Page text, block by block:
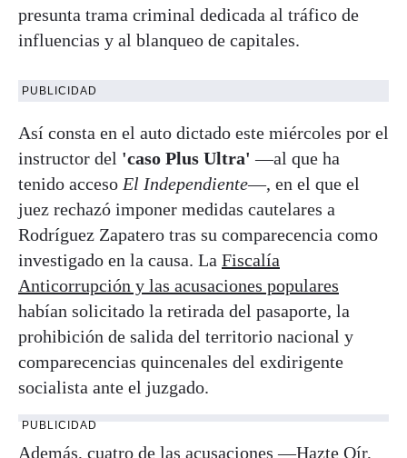
presunta trama criminal dedicada al tráfico de
influencias y al blanqueo de capitales.
PUBLICIDAD
Así consta en el auto dictado este miércoles por el
instructor del 'caso Plus Ultra' —al que ha
tenido acceso El Independiente—, en el que el
juez rechazó imponer medidas cautelares a
Rodríguez Zapatero tras su comparecencia como
investigado en la causa. La Fiscalía
Anticorrupción y las acusaciones populares
habían solicitado la retirada del pasaporte, la
prohibición de salida del territorio nacional y
comparecencias quincenales del exdirigente
socialista ante el juzgado.
PUBLICIDAD
Además, cuatro de las acusaciones —Hazte Oír,